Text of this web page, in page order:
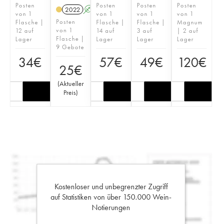
Posten
von 1
Flasche |
12 auf
Lager
34€
2022 A
Posten
von 1
Flasche |
9 Gebote
25€
(Aktueller
Preis)
Posten
von 1
Flasche |
14 auf
Lager
57€
Posten
von 1
Flasche |
3 auf
Lager
49€
Posten
von 1
Magnum
| 2 auf
Lager
120€
Kostenloser und unbegrenzter Zugriff
auf Statistiken von über 150.000 Wein-
Notierungen